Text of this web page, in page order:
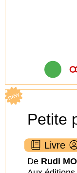
new
Petite
Livre
De Rudi